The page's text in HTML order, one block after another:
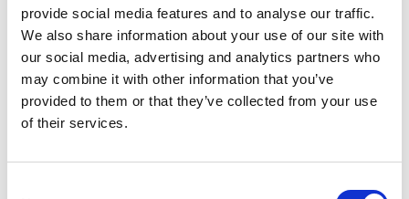
provide social media features and to analyse our traffic.
We also share information about your use of our site with
our social media, advertising and analytics partners who
may combine it with other information that you’ve
provided to them or that they’ve collected from your use
of their services.
e di aver frequentato corsi di cultura negli ultimi cinque
anni. Ha detto che avrebbe studiato corsi religiosi nel
suo prossimo periodo di apprendimento al college.
“I corsi culturali possono supportare il mio studio sulla
religione. In particolare, la matematica può aiutarmi a